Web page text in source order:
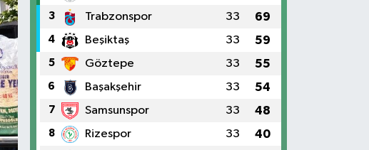
3 Trabzonspor 33 69
4 Beşiktaş 33 59
5 Göztepe 33 55
6 Başakşehir 33 54
7 Samsunspor 33 48
8 Rizespor 33 40